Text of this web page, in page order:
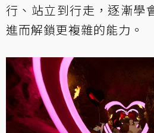
行、站立到行走，逐漸學
進而解鎖更複雜的能力。